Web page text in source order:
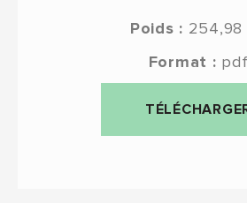
Poids : 254,98
Format : pdf